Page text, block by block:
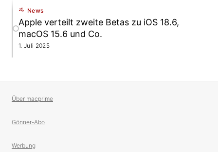
News
Apple verteilt zweite Betas zu iOS 18.6,
macOS 15.6 und Co.
1. Juli 2025
Über macprime
Gönner-Abo
Werbung